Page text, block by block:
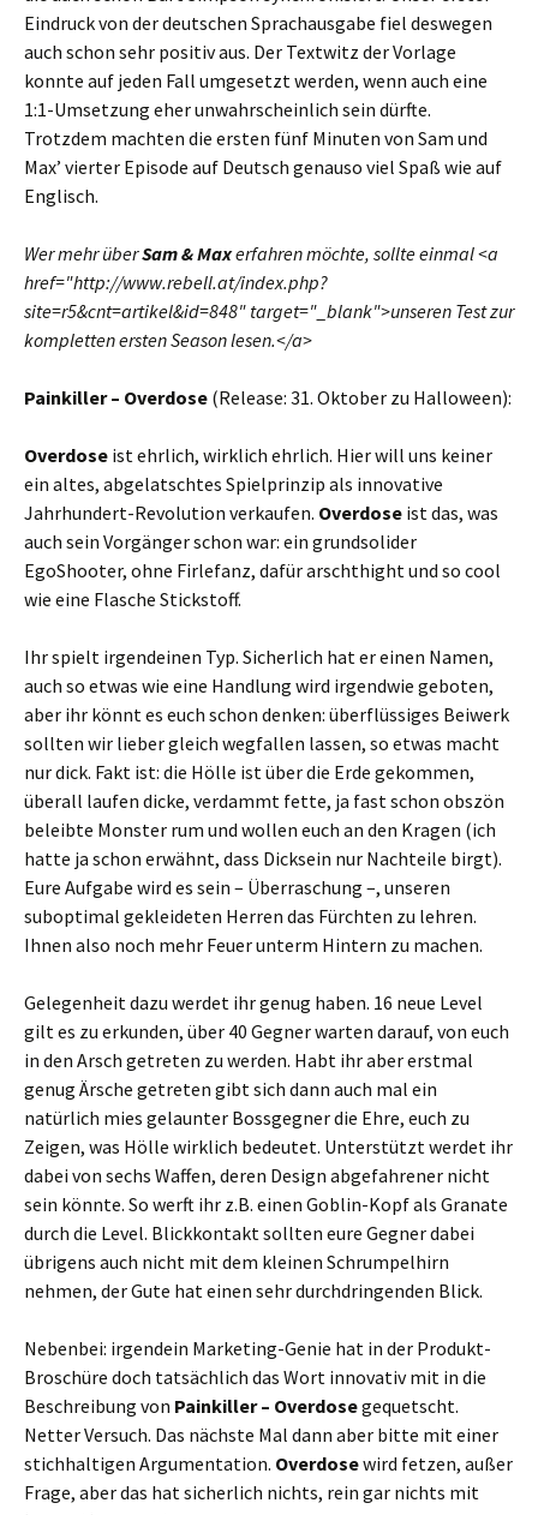
Eindruck von der deutschen Sprachausgabe fiel deswegen
auch schon sehr positiv aus. Der Textwitz der Vorlage
konnte auf jeden Fall umgesetzt werden, wenn auch eine
1:1-Umsetzung eher unwahrscheinlich sein dürfte.
Trotzdem machten die ersten fünf Minuten von Sam und
Max’ vierter Episode auf Deutsch genauso viel Spaß wie auf
Englisch.
Wer mehr überSam & Maxerfahren möchte, sollte einmal <a
href="http://www.rebell.at/index.php?
site=r5&cnt=artikel&id=848" target="_blank">unseren Test zur
kompletten ersten Season lesen.</a>
Painkiller – Overdose (Release: 31. Oktober zu Halloween):
Overdose ist ehrlich, wirklich ehrlich. Hier will uns keiner
ein altes, abgelatschtes Spielprinzip als innovative
Jahrhundert-Revolution verkaufen. Overdose ist das, was
auch sein Vorgänger schon war: ein grundsolider
EgoShooter, ohne Firlefanz, dafür arschthight und so cool
wie eine Flasche Stickstoff.
Ihr spielt irgendeinen Typ. Sicherlich hat er einen Namen,
auch so etwas wie eine Handlung wird irgendwie geboten,
aber ihr könnt es euch schon denken: überflüssiges Beiwerk
sollten wir lieber gleich wegfallen lassen, so etwas macht
nur dick. Fakt ist: die Hölle ist über die Erde gekommen,
überall laufen dicke, verdammt fette, ja fast schon obszön
beleibte Monster rum und wollen euch an den Kragen (ich
hatte ja schon erwähnt, dass Dicksein nur Nachteile birgt).
Eure Aufgabe wird es sein – Überraschung –, unseren
suboptimal gekleideten Herren das Fürchten zu lehren.
Ihnen also noch mehr Feuer unterm Hintern zu machen.
Gelegenheit dazu werdet ihr genug haben. 16 neue Level
gilt es zu erkunden, über 40 Gegner warten darauf, von euch
in den Arsch getreten zu werden. Habt ihr aber erstmal
genug Ärsche getreten gibt sich dann auch mal ein
natürlich mies gelaunter Bossgegner die Ehre, euch zu
Zeigen, was Hölle wirklich bedeutet. Unterstützt werdet ihr
dabei von sechs Waffen, deren Design abgefahrener nicht
sein könnte. So werft ihr z.B. einen Goblin-Kopf als Granate
durch die Level. Blickkontakt sollten eure Gegner dabei
übrigens auch nicht mit dem kleinen Schrumpelhirn
nehmen, der Gute hat einen sehr durchdringenden Blick.
Nebenbei: irgendein Marketing-Genie hat in der Produkt-
Broschüre doch tatsächlich das Wort innovativ mit in die
Beschreibung von Painkiller – Overdosegequetscht.
Netter Versuch. Das nächste Mal dann aber bitte mit einer
stichhaltigen Argumentation. Overdosewird fetzen, außer
Frage, aber das hat sicherlich nichts, rein gar nichts mit